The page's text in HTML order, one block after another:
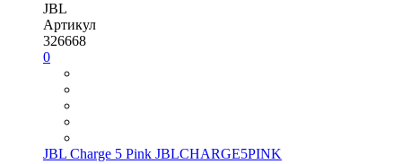
JBL
Артикул
326668
0
JBL Charge 5 Pink JBLCHARGE5PINK